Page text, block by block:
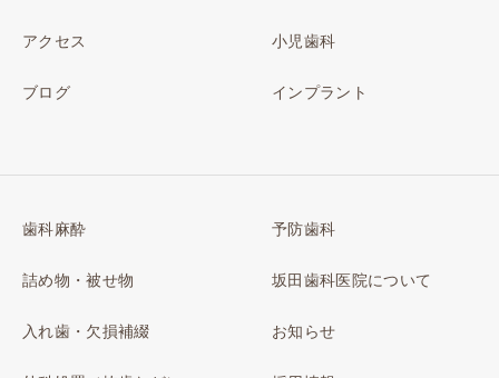
アクセス
ブログ
小児歯科
インプラント
歯科麻酔
詰め物・被せ物
入れ歯・欠損補綴
予防歯科
坂田歯科医院について
お知らせ